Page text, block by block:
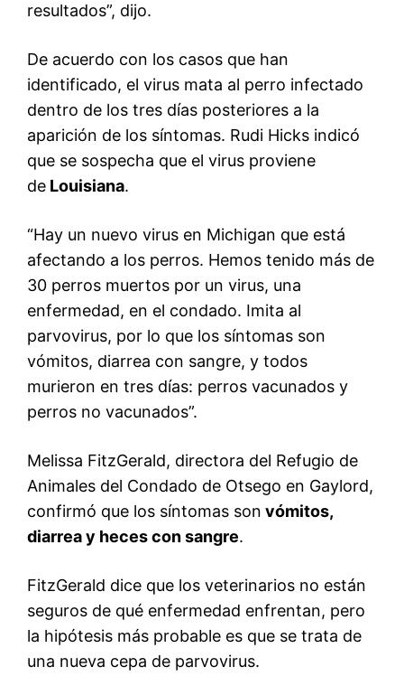
resultados”, dijo.
De acuerdo con los casos que han
identificado, el virus mata al perro infectado
dentro de los tres días posteriores a la
aparición de los síntomas. Rudi Hicks indicó
que se sospecha que el virus proviene
de Louisiana.
“Hay un nuevo virus en Michigan que está
afectando a los perros. Hemos tenido más de
30 perros muertos por un virus, una
enfermedad, en el condado. Imita al
parvovirus, por lo que los síntomas son
vómitos, diarrea con sangre, y todos
murieron en tres días: perros vacunados y
perros no vacunados”.
Melissa FitzGerald, directora del Refugio de
Animales del Condado de Otsego en Gaylord,
confirmó que los síntomas son vómitos,
diarrea y heces con sangre.
FitzGerald dice que los veterinarios no están
seguros de qué enfermedad enfrentan, pero
la hipótesis más probable es que se trata de
una nueva cepa de parvovirus.